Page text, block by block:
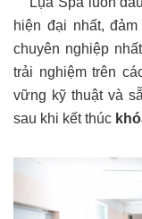
hiện đại nhất,
chuyên nghiệp
trải nghiệm trên
vững kỹ thuật và
sau khi kết thúc